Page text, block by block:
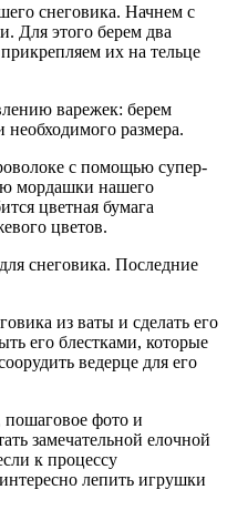
снеговика. Начнем с
Для этого берем два
их на тельце
варежек: берем
необходимого размера.
с помощью супер-
мордашки нашего
цветная бумага
цветов.
снеговика. Последние
из ваты и сделать его
его блестками, которые
ведерце для его
фото и
замечательной елочной
к процессу
лепить игрушки